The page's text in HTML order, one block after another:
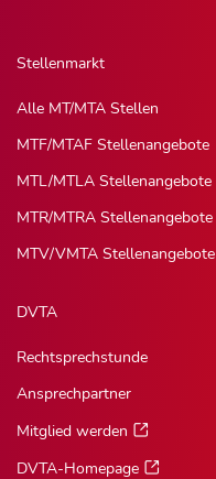
Stellenmarkt
Alle MT/MTA Stellen
MTF/MTAF Stellenangebote
MTL/MTLA Stellenangebote
MTR/MTRA Stellenangebote
MTV/VMTA Stellenangebote
DVTA
Rechtsprechstunde
Ansprechpartner
Mitglied werden
DVTA-Homepage